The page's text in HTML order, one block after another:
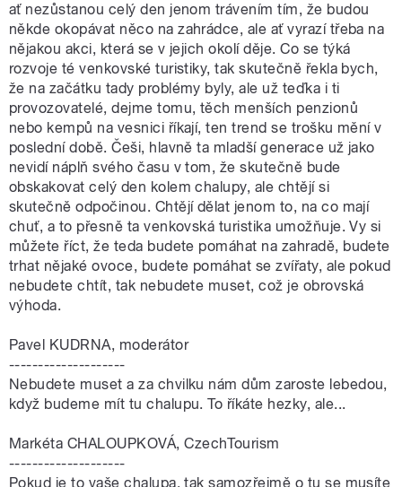
ať nezůstanou celý den jenom trávením tím, že budou
někde okopávat něco na zahrádce, ale ať vyrazí třeba na
nějakou akci, která se v jejich okolí děje. Co se týká
rozvoje té venkovské turistiky, tak skutečně řekla bych,
že na začátku tady problémy byly, ale už teďka i ti
provozovatelé, dejme tomu, těch menších penzionů
nebo kempů na vesnici říkají, ten trend se trošku mění v
poslední době. Češi, hlavně ta mladší generace už jako
nevidí náplň svého času v tom, že skutečně bude
obskakovat celý den kolem chalupy, ale chtějí si
skutečně odpočinou. Chtějí dělat jenom to, na co mají
chuť, a to přesně ta venkovská turistika umožňuje. Vy si
můžete říct, že teda budete pomáhat na zahradě, budete
trhat nějaké ovoce, budete pomáhat se zvířaty, ale pokud
nebudete chtít, tak nebudete muset, což je obrovská
výhoda.
Pavel KUDRNA, moderátor
--------------------
Nebudete muset a za chvilku nám dům zaroste lebedou,
když budeme mít tu chalupu. To říkáte hezky, ale...
Markéta CHALOUPKOVÁ, CzechTourism
--------------------
Pokud je to vaše chalupa, tak samozřejmě o tu se musíte